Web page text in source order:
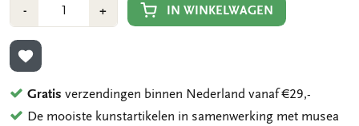
-Min
1
+Plus
1
IN WINKELWAGEN
TOEVOEGEN AAN VERLANGLIJST
Gratis verzendingen binnen Nederland vanaf €29,-
De mooiste kunstartikelen in samenwerking met musea